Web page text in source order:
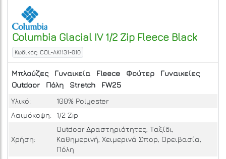
Columbia Glacial IV 1/2 Zip Fleece Black
Κωδικός: COL-AK1131-010
Μπλούζες Γυναικεία Fleece Φούτερ
Γυναικείες
Outdoor
Πόλη Stretch
FW25
Υλικό:
100% Polyester
Λαιμόκοψη:
1/2 Zip
Χρήση:
Outdoor Δραστηριότητες, Ταξίδι,
Καθημερινή, Χειμερινά Σπορ, Ορειβασία,
Πόλη